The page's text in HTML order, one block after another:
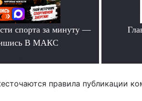
спорта за минуту —
В МАКС
правила публикации